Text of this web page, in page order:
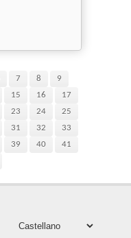
7 8
9
15 16
17
23 24
25
31 32
33
39 40
41